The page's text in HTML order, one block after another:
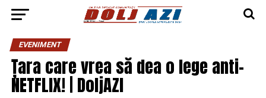
EVENIMENT
Țara care vrea să dea o lege anti-
NETFLIX! | DoljAZI